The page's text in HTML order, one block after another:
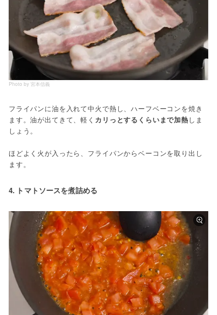
Photo by 宮本信義
フライパンに油を入れて中火で熱し、ハーフベーコンを焼き
ます。油が出てきて、軽く カリっとするくらいまで加熱 しま
しょう。
ほどよく火が入ったら、フライパンからベーコンを取り出し
ます。
4. トマトソースを煮詰める